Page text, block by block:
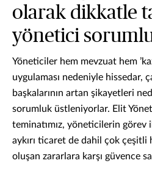
olarak dikkatle
yönetici
Yöneticiler hem mevzuat hem
uygulaması nedeniyle hissedar,
başkalarının artan şikayetleri
sorumluk üstleniyorlar. Elit
teminatımız, yöneticilerin görev
aykırı ticaret de dahil çok
oluşan zararlara karşı güvence